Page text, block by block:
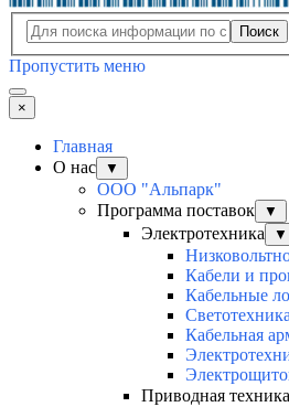
Поиск
Пропустить меню
×
Главная
О нас
▼
ООО "Альпарк"
Программа поставок
▼
Электротехника ▼
Кабели и
Кабельные
Кабельная
Приводная техника